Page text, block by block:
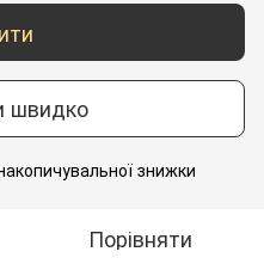
швидко
знижки
Порівняти